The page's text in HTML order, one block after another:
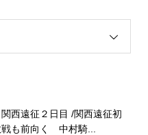
関西遠征２日目 /関西遠征初
も前向く 中村騎...